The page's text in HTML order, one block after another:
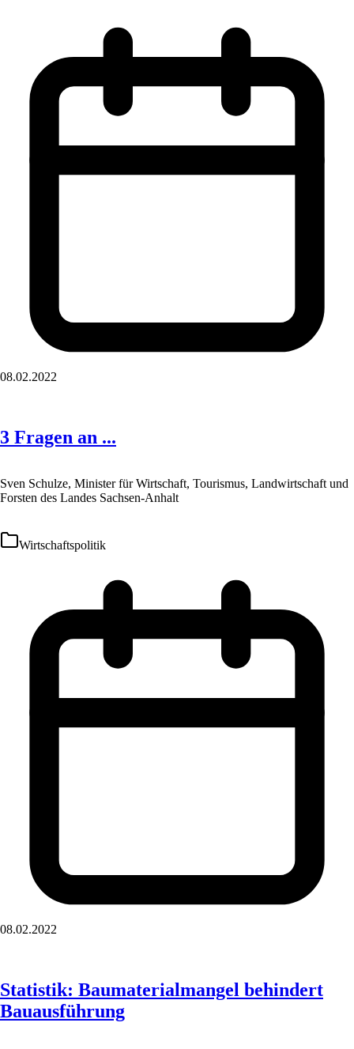
08.02.2022
3 Fragen an ...
Sven Schulze, Minister für Wirtschaft, Tourismus, Landwirtschaft und
Forsten des Landes Sachsen-Anhalt
Wirtschaftspolitik
08.02.2022
Statistik: Baumaterialmangel behindert
Bauausführung